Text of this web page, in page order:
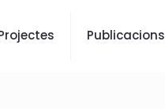
Publicacions